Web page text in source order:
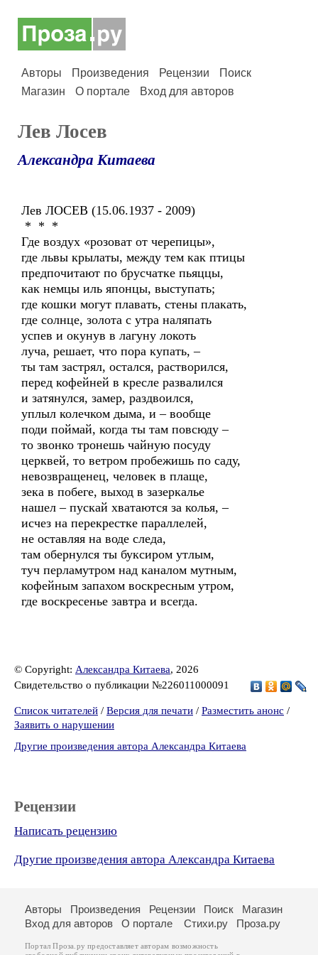
Авторы Произведения Рецензии
Поиск
Магазин
О портале Вход для авторов
Лев Лосев
Александра Китаева
Лев ЛОСЕВ (15.06.1937 - 2009)
* * *
Где воздух «розоват от черепицы»,
где львы крылаты, между тем как птицы
предпочитают по брусчатке пьяццы,
как немцы иль японцы, выступать;
где кошки могут плавать, стены плакать,
где солнце, золота с утра наляпать
успев и окунув в лагуну локоть
луча, решает, что пора купать, –
ты там застрял, остался, растворился,
перед кофейней в кресле развалился
и затянулся, замер, раздвоился,
уплыл колечком дыма, и – вообще
поди поймай, когда ты там повсюду –
то звонко тронешь чайную посуду
церквей, то ветром пробежишь по саду,
невозвращенец, человек в плаще,
зека в побеге, выход в зазеркалье
нашел – пускай хватаются за колья, –
исчез на перекрестке параллелей,
не оставляя на воде следа,
там обернулся ты буксиром утлым,
туч перламутром над каналом мутным,
кофейным запахом воскресным утром,
где воскресенье завтра и всегда.
© Copyright: Александра Китаева, 2026
Свидетельство о публикации №226011000091
Список читателей / Версия для печати / Разместить анонс /
Заявить о нарушении
Другие произведения автора Александра Китаева
Рецензии
Написать рецензию
Другие произведения автора Александра Китаева
Авторы Произведения Рецензии Поиск
Магазин
Вход для авторов
О портале Стихи.ру Проза.ру
Портал Проза.ру предоставляет авторам возможность